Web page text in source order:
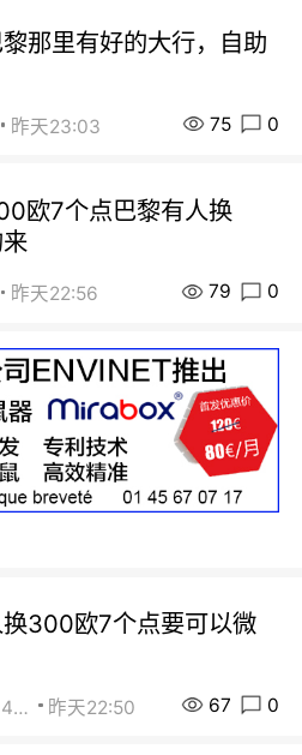
那里有好的大行，自助
昨天23:03 75 0
欧7个点巴黎有人换
昨天22:56 79 0
300欧7个点要可以微
街友84014588 昨天22:50 67 0